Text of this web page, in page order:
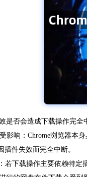
是否会造成下载操作完全
影响：Chrome浏览器
件失效而完全中断。
若下载操作主要依赖特